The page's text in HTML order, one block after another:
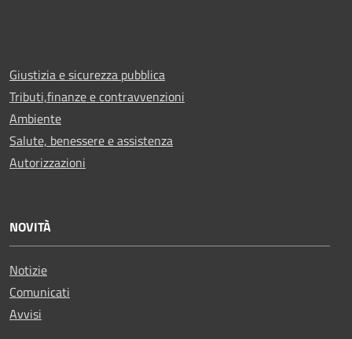
Giustizia e sicurezza pubblica
Tributi,finanze e contravvenzioni
Ambiente
Salute, benessere e assistenza
Autorizzazioni
NOVITÀ
Notizie
Comunicati
Avvisi